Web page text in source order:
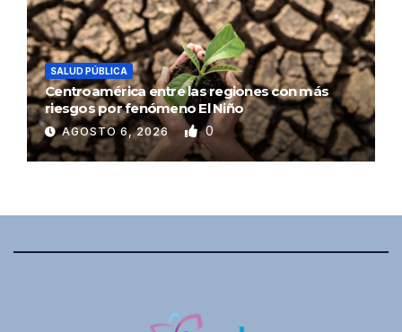
SALUD PÚBLICA
Centroamérica entre las regiones con más
riesgos por fenómeno El Niño
AGOSTO 6, 2026 0